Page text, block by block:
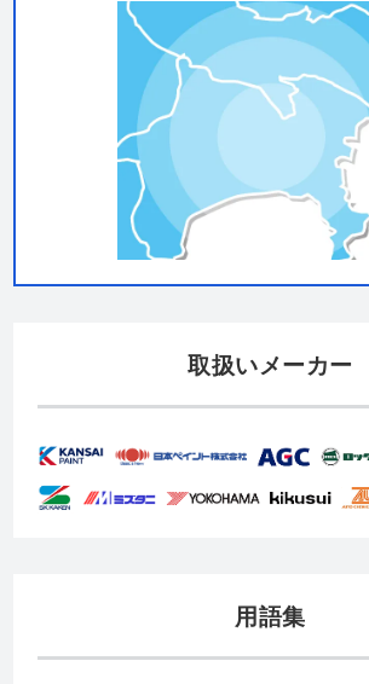
取扱いメーカー
用語集